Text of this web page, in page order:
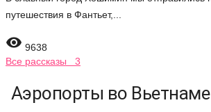
путешествия в Фантьет,...
 9638
Все рассказы 3
Аэропорты во Вьетнаме